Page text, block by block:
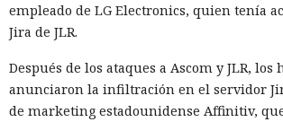
empleado de LG Electronics, quien tenía
Jira de JLR.
Después de los ataques a Ascom y JLR, los
anunciaron la infiltración en el servidor
de marketing estadounidense Affinitiv,